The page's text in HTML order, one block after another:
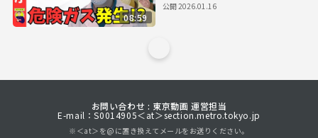
08:59
公開2026.01.16
お問い合わせ : 東京動画 運営担当
E-mail：S0014905＜at＞section.metro.tokyo.jp
※＜at＞を@に置き換えてメールをお送りください。